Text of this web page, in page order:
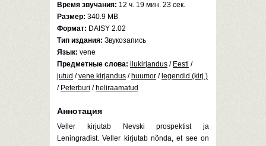
Время звучания: 12 ч. 19 мин. 23 сек.
Размер: 340.9 MB
Формат: DAISY 2.02
Тип издания: Звукозапись
Язык: vene
Предметные слова: ilukirjandus / Eesti /
jutud /vene kirjandus / huumor / legendid (kirj.)
/ Peterburi / heliraamatud
Аннотация
Veller kirjutab Nevski prospektist ja
Leningradist. Veller kirjutab nõnda, et see on